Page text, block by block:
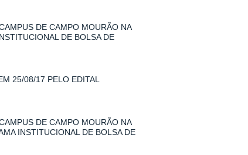
DE CAMPO MOURÃO NA
DE BOLSA DE
25/08/17 PELO EDITAL
DE CAMPO MOURÃO NA
INSTITUCIONAL DE BOLSA DE